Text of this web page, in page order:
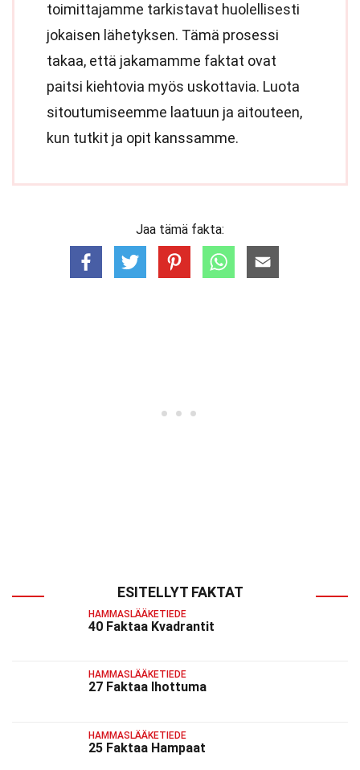
toimittajamme tarkistavat huolellisesti
jokaisen lähetyksen. Tämä prosessi
takaa, että jakamamme faktat ovat
paitsi kiehtovia myös uskottavia. Luota
sitoutumiseemme laatuun ja aitouteen,
kun tutkit ja opit kanssamme.
Jaa tämä fakta:
ESITELLYT FAKTAT
HAMMASLÄÄKETIEDE
40 Faktaa Kvadrantit
HAMMASLÄÄKETIEDE
27 Faktaa Ihottuma
HAMMASLÄÄKETIEDE
25 Faktaa Hampaat